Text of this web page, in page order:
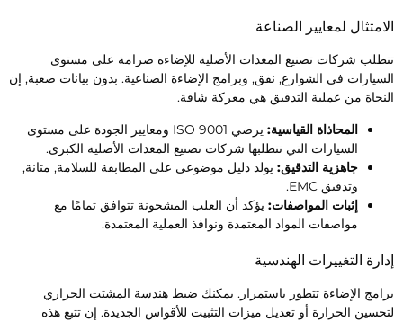
لمعايير الصناعة
شركات تصنيع المعدات الأصلية للإضاءة صرامة على مستوى
في الشوارع, نفق, وبرامج الإضاءة الصناعية. بدون بيانات صعبة, إن
من عملية التدقيق هي معركة شاقة.
المحاذاة القياسية:
يرضي ISO 9001 ومعايير الجودة على مستوى
السيارات التي تتطلبها شركات تصنيع المعدات الأصلية الكبرى.
جاهزية التدقيق:يولد دليل موضوعي على المطابقة للسلامة, متانة,
وتدقيق EMC.
إثبات المواصفات:يؤكد أن العلب المشحونة تتوافق تمامًا مع
مواصفات المواد المعتمدة ونوافذ العملية المعتمدة.
التغييرات الهندسية
الإضاءة تتطور باستمرار. يمكنك ضبط هندسة المشتت الحراري
الحرارة أو تعديل ميزات التثبيت للأقواس الجديدة. إن تتبع هذه